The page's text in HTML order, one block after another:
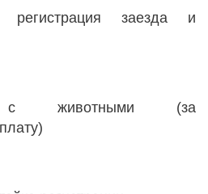
регистрация заезда и
с животными (за